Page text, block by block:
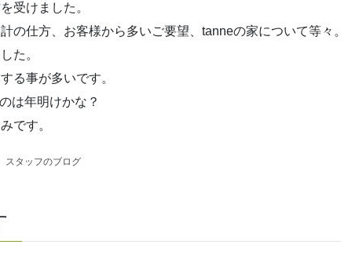
受けました。
の仕方、お客様から多いご要望、tanneの家について等々。
た。
る事が多いです。
は年明けかな？
です。
スタッフのブログ